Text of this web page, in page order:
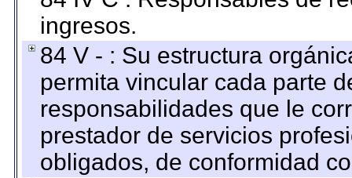
ingresos.
84 V - : Su estructura
permita vincular cada parte
responsabilidades que le
prestador de servicios
obligados, de conformidad